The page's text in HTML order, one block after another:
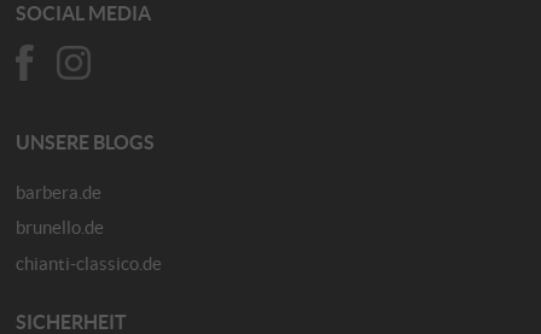
SOCIAL MEDIA
UNSERE BLOGS
barbera.de
brunello.de
chianti-classico.de
SICHERHEIT